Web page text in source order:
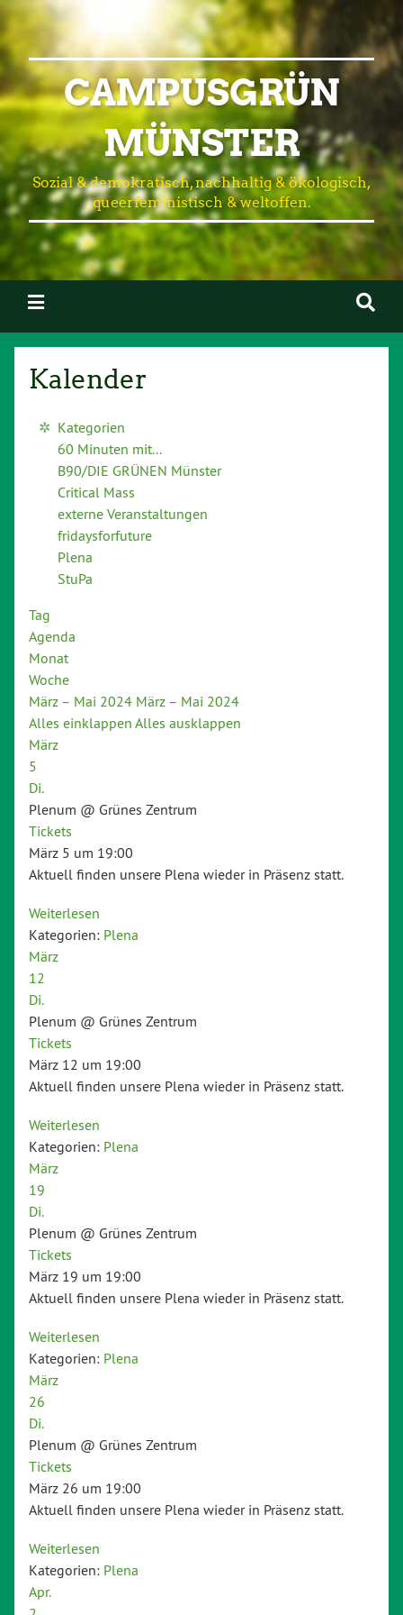
CAMPUSGRÜN
MÜNSTER
Sozial & demokratisch, nachhaltig & ökologisch,
queerfeministisch & weltoffen.
Kalender
Kategorien
60 Minuten mit...
B90/DIE GRÜNEN Münster
Critical Mass
externe Veranstaltungen
fridaysforfuture
Plena
StuPa
Tag
Agenda
Monat
Woche
März – Mai 2024 März – Mai 2024
Alles einklappen Alles ausklappen
März
5
Di.
Plenum @ Grünes Zentrum
Tickets
März 5 um 19:00
Aktuell finden unsere Plena wieder in Präsenz statt.
Weiterlesen
Kategorien: Plena
März
12
Di.
Plenum @ Grünes Zentrum
Tickets
März 12 um 19:00
Aktuell finden unsere Plena wieder in Präsenz statt.
Weiterlesen
Kategorien: Plena
März
19
Di.
Plenum @ Grünes Zentrum
Tickets
März 19 um 19:00
Aktuell finden unsere Plena wieder in Präsenz statt.
Weiterlesen
Kategorien: Plena
März
26
Di.
Plenum @ Grünes Zentrum
Tickets
März 26 um 19:00
Aktuell finden unsere Plena wieder in Präsenz statt.
Weiterlesen
Kategorien: Plena
Apr.